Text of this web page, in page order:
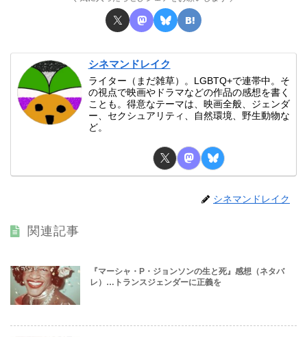
シネマンドレイク
ライター（まだ雑草）。LGBTQ+で連帯中。そ
の視点で映画やドラマなどの作品の感想を書く
ことも。得意なテーマは、映画全般、ジェンダ
ー、セクシュアリティ、自然環境、野生動物な
ど。
シネマンドレイク
関連記事
『マーシャ・P・ジョンソンの生と死』感想（ネタバ
レ）…トランスジェンダーに正義を